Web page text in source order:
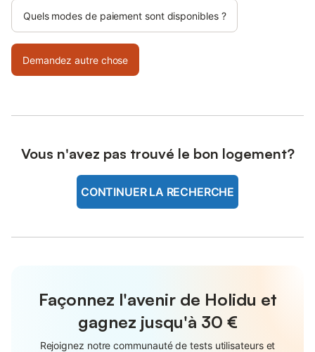
Quels modes de paiement sont disponibles ?
Demandez autre chose
Vous n'avez pas trouvé le bon logement?
CONTINUER LA RECHERCHE
Façonnez l'avenir de Holidu et
gagnez jusqu'à 30 €
Rejoignez notre communauté de tests utilisateurs et